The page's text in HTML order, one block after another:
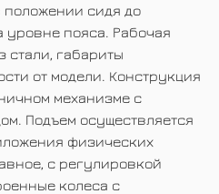
положении сидя до
уровне пояса. Рабочая
стали, габариты
от модели. Конструкция
механизме с
Подъем осуществляется
физических
с регулировкой
колеса с